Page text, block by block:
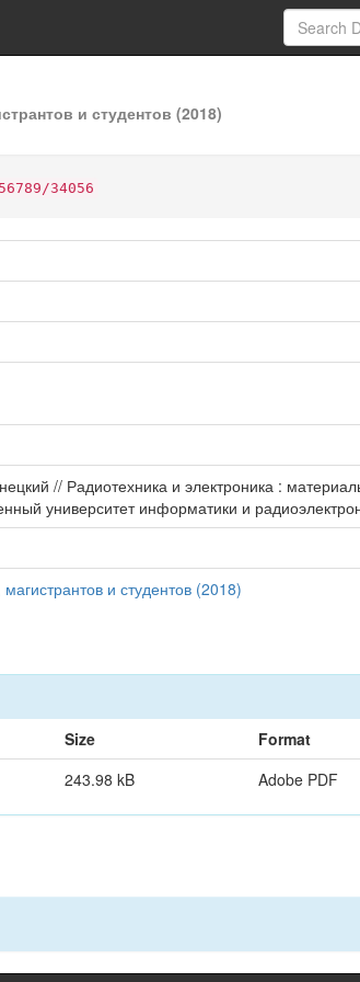
и студентов (2018)
34056
// Радиотехника и электроника :
университет информатики и
и студентов (2018)
Size
Format
243.98 kB Adobe PDF